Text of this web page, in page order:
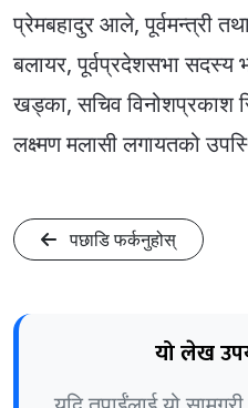
प्रेमबहादुर आले, पूर्वमन्त्री
बलायर, पूर्वप्रदेशसभा सदस्य
खड्का, सचिव विनोशप्रकाश
लक्ष्मण मलासी लगायतको
पछाडि फर्कनुहोस्
यो लेख